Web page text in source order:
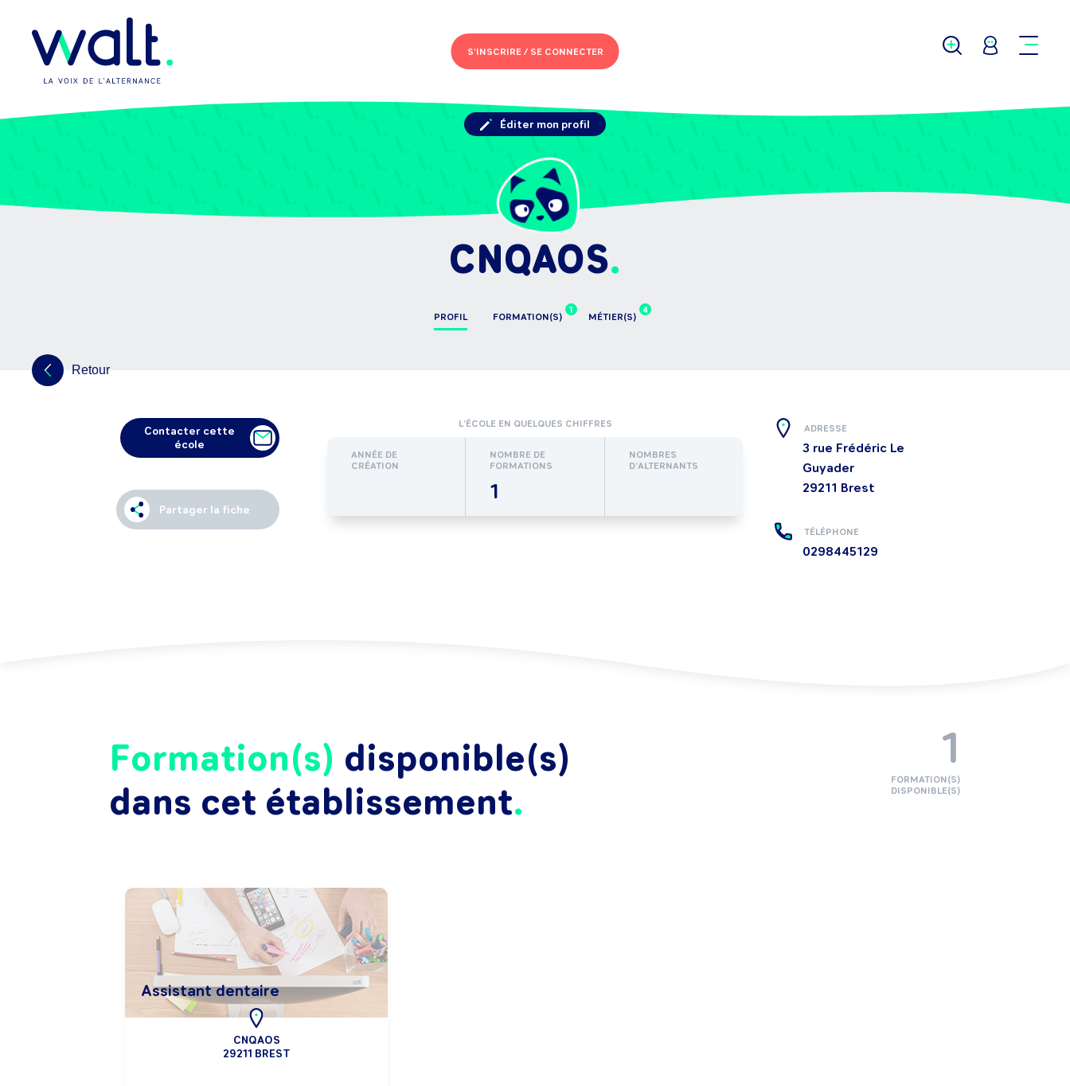
S'INSCRIRE /SE CONNECTER
CNQAOS
PROFIL
1
FORMATION(S)
4
MÉTIER(S)
Éditer mon profil
Retour
Contacter cette
école
Partager la fiche
L’ÉCOLE EN QUELQUES CHIFFRES
ANNÉE DE
CRÉATION
NOMBRE DE
FORMATIONS
1
NOMBRES
D’ALTERNANTS
ADRESSE
3 rue Frédéric Le
Guyader
29211 Brest
TÉLÉPHONE
0298445129
Formation(s) disponible(s)
dans cet établissement
Assistant dentaire
CNQAOS
29211 BREST
1
FORMATION(S)
DISPONIBLE(S)